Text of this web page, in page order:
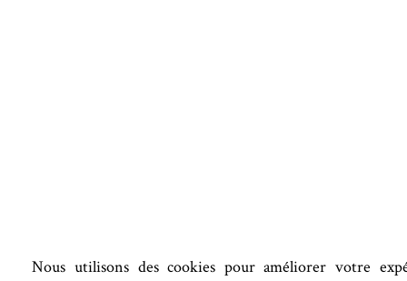
Nous utilisons des cookies pour améliorer votre